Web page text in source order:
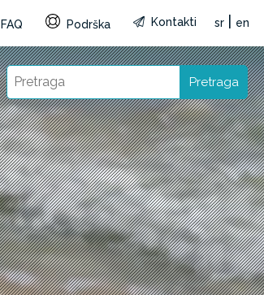
FAQ Podrška Kontakti sr en
Pretraga